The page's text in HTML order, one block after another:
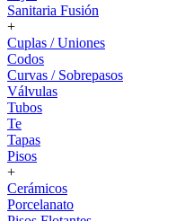
Sanitaria Fusión
+
Cuplas / Uniones
Codos
Curvas / Sobrepasos
Válvulas
Tubos
Te
Tapas
Pisos
+
Cerámicos
Porcelanato